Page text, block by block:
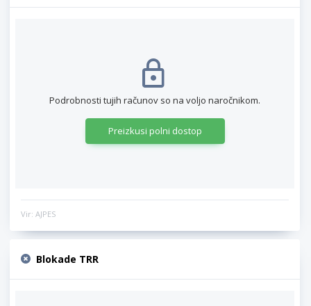
Podrobnosti tujih računov so na voljo naročnikom.
Preizkusi polni dostop
Vir: AJPES
Blokade TRR